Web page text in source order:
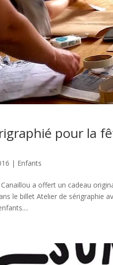
pour la
| Enfants
a offert un cadeau
le billet Atelier de sérigraphie